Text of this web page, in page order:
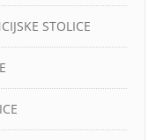
STOLICE